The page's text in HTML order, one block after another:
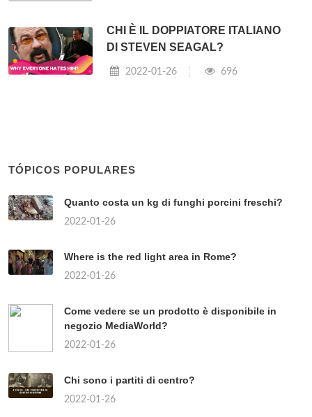
CHI È IL DOPPIATORE ITALIANO
DI STEVEN SEAGAL?
2022-01-26 696
TÓPICOS POPULARES
Quanto costa un kg di funghi porcini freschi?
2022-01-26
Where is the red light area in Rome?
2022-01-26
Come vedere se un prodotto è disponibile in
negozio MediaWorld?
2022-01-26
Chi sono i partiti di centro?
2022-01-26